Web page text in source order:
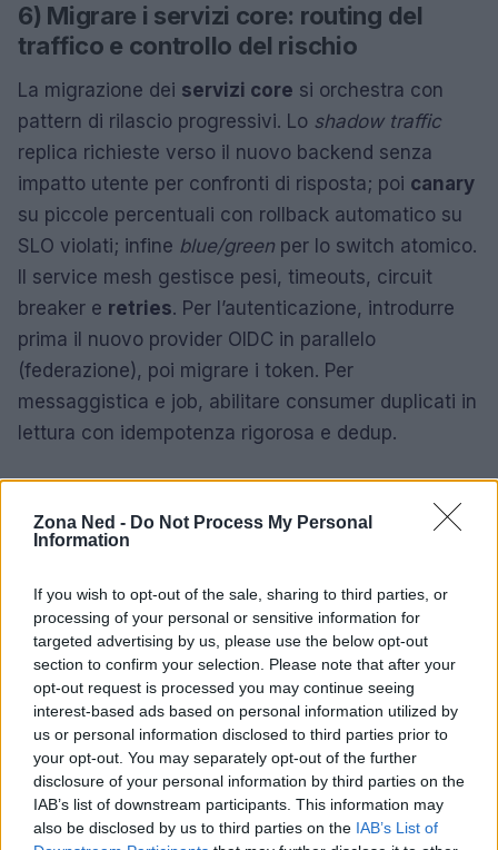
Zona Ned - Do Not Process My Personal
Information
If you wish to opt-out of the sale, sharing to third parties, or
processing of your personal or sensitive information for
targeted advertising by us, please use the below opt-out
section to confirm your selection. Please note that after your
opt-out request is processed you may continue seeing
interest-based ads based on personal information utilized by
us or personal information disclosed to third parties prior to
your opt-out. You may separately opt-out of the further
disclosure of your personal information by third parties on the
IAB’s list of downstream participants. This information may
also be disclosed by us to third parties on the IAB’s List of
6) Migrare i servizi core: routing del
traffico e controllo del rischio
La migrazione dei servizi core si orchestra con
pattern di rilascio progressivi. Lo shadow traffic
replica richieste verso il nuovo backend senza
impatto utente per confronti di risposta; poi canary
su piccole percentuali con rollback automatico su
SLO violati; infine blue/green per lo switch atomico.
Il service mesh gestisce pesi, timeouts, circuit
breaker e retries. Per l’autenticazione, introdurre
prima il nuovo provider OIDC in parallelo
(federazione), poi migrare i token. Per
messaggistica e job, abilitare consumer duplicati in
lettura con idempotenza rigorosa e dedup.
7) Governance, costi e sicurezza by
default
chiari. Abilitareleast privilegesu identità di
macchina, crittografia in transito e a riposo,
scanning continuo di container e dipendenze.
Stabilire limiti di costo per namespace/progetto con
etichette obbligatorie e report settimanali; integrare
policy diegresse mantenere inventario SBOM
aggiornato. La governance non deve frenare:
automatizzare controlli, bloccare ciò che non